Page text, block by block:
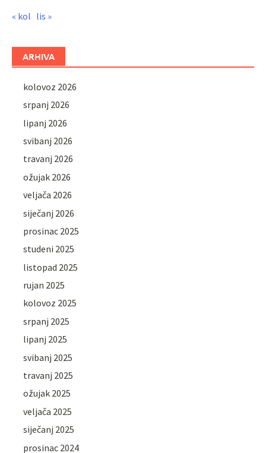
« kol lis »
ARHIVA
kolovoz 2026
srpanj 2026
lipanj 2026
svibanj 2026
travanj 2026
ožujak 2026
veljača 2026
siječanj 2026
prosinac 2025
studeni 2025
listopad 2025
rujan 2025
kolovoz 2025
srpanj 2025
lipanj 2025
svibanj 2025
travanj 2025
ožujak 2025
veljača 2025
siječanj 2025
prosinac 2024